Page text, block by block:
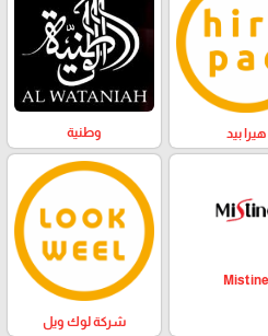
هيرا بيد وطنية
Mistine
شركة لوك ويل